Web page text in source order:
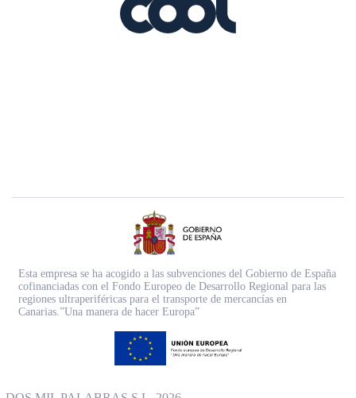
Esta empresa se ha acogido a las subvenciones del Gobierno de España
cofinanciadas con el Fondo Europeo de Desarrollo Regional para las
regiones ultraperiféricas para el transporte de mercancías en
Canarias.”Una manera de hacer Europa”